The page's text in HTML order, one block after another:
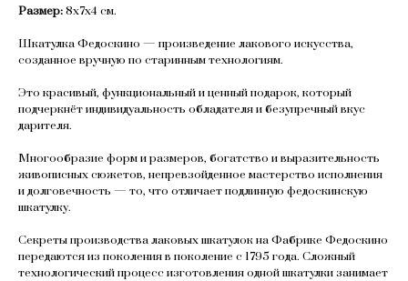
Размер:8х7х4 см.
Шкатулка Федоскино — произведение лакового искусства,
созданное вручную по старинным технологиям.
Это красивый, функциональный и ценный подарок, который
подчеркнёт индивидуальность обладателя и безупречный вкус
дарителя.
Многообразие форм и размеров, богатство и выразительность
живописных сюжетов, непревзойденное мастерство исполнения
и долговечность — то, что отличает подлинную федоскинскую
шкатулку.
Секреты производства лаковых шкатулок на Фабрике Федоскино
передаются из поколения в поколение с 1795 года. Сложный
технологический процесс изготовления одной шкатулки занимает